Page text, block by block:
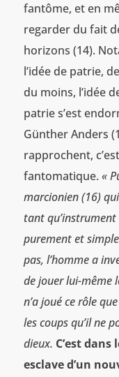
fantôme, et en
regarder du fait
horizons (14).
l’idée de patrie,
du moins, l’idée
patrie s’est
Günther Anders
rapprochent,
fantomatique. «
marcionien (16)
tant
purement et
pas, l’homme a
de jouer lui-même
n’a joué ce rôle
les coups qu’il ne
dieux. C’est
esclave d’un